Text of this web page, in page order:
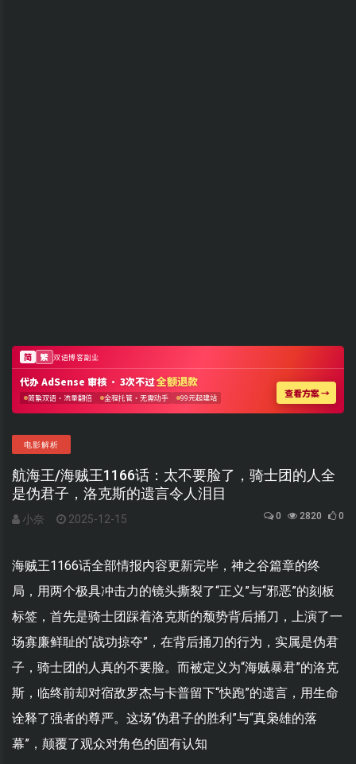
电影解析
航海王/海贼王1166话：太不要脸了，骑士团的人全
是伪君子，洛克斯的遗言令人泪目
小奈 2025-12-15 0 2820 0
海贼王1166话全部情报内容更新完毕，神之谷篇章的终
局，用两个极具冲击力的镜头撕裂了“正义”与“邪恶”的刻板
标签，首先是骑士团踩着洛克斯的颓势背后捅刀，上演了一
场寡廉鲜耻的“战功掠夺”，在背后捅刀的行为，实属是伪君
子，骑士团的人真的不要脸。而被定义为“海贼暴君”的洛克
斯，临终前却对宿敌罗杰与卡普留下“快跑”的遗言，用生命
诠释了强者的尊严。这场“伪君子的胜利”与“真枭雄的落
幕”，颠覆了观众对角色的固有认知